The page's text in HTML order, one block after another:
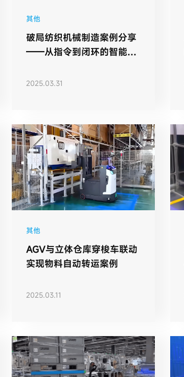
其他
破局纺织机械制造案例分享
——从指令到闭环的智能搬
2025.03.31
其他
AGV与立体仓库穿梭车联动
实现物料自动转运案例
2025.03.11